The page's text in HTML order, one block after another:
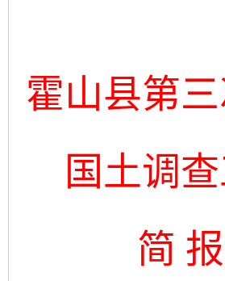
霍山县第
国土调
简 报